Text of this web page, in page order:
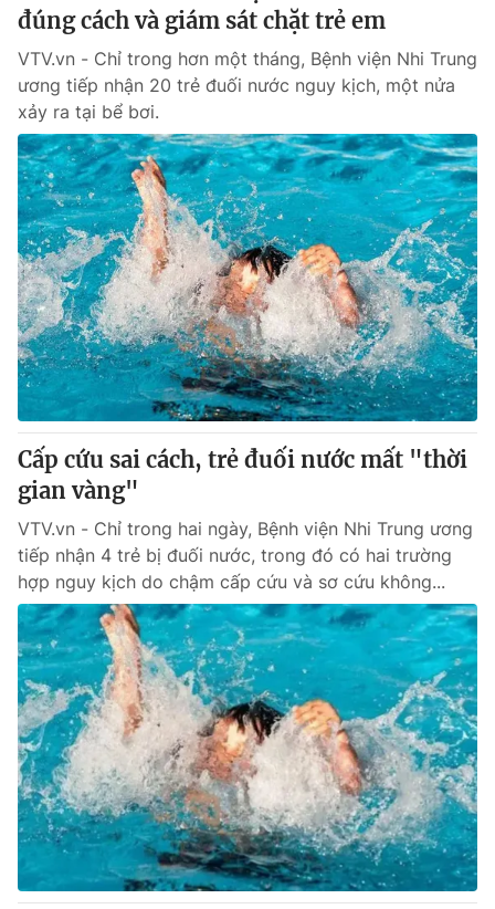
đúng cách và giám sát chặt trẻ em
VTV.vn - Chỉ trong hơn một tháng, Bệnh viện Nhi Trung
ương tiếp nhận 20 trẻ đuối nước nguy kịch, một nửa
xảy ra tại bể bơi.
Cấp cứu sai cách, trẻ đuối nước mất "thời
gian vàng"
VTV.vn - Chỉ trong hai ngày, Bệnh viện Nhi Trung ương
tiếp nhận 4 trẻ bị đuối nước, trong đó có hai trường
hợp nguy kịch do chậm cấp cứu và sơ cứu không...